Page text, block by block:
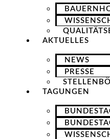
AKTUELLES
NEWS
PRESSE
TAGUNGEN